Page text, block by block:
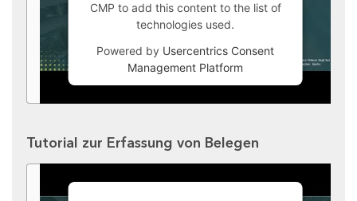
CMP to add this content to the list of
technologies used.
Powered by Usercentrics Consent
Management Platform
Tutorial zur Erfassung von Belegen